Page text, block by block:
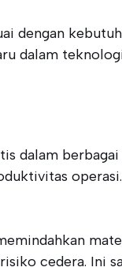
dengan
dalam
dalam
cedera. Ini